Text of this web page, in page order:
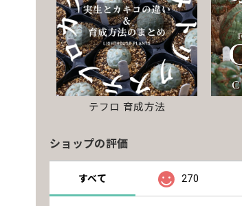
テフロ 育成方法
ショップの評価
すべて 270